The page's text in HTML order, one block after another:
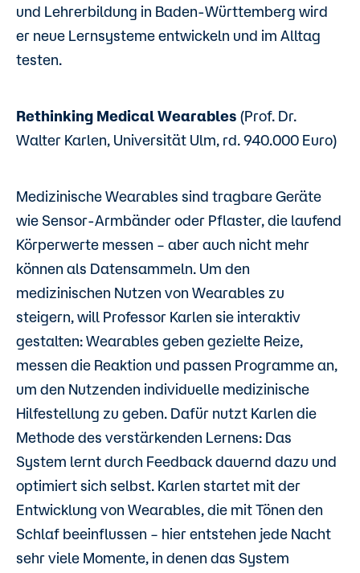
und Lehrerbildung in Baden-Württemberg wird
er neue Lernsysteme entwickeln und im Alltag
testen.
Rethinking Medical Wearables (Prof. Dr.
Walter Karlen, Universität Ulm, rd. 940.000 Euro)
Medizinische Wearables sind tragbare Geräte
wie Sensor-Armbänder oder Pflaster, die laufend
Körperwerte messen – aber auch nicht mehr
können als Datensammeln. Um den
medizinischen Nutzen von Wearables zu
steigern, will Professor Karlen sie interaktiv
gestalten: Wearables geben gezielte Reize,
messen die Reaktion und passen Programme an,
um den Nutzenden individuelle medizinische
Hilfestellung zu geben. Dafür nutzt Karlen die
Methode des verstärkenden Lernens: Das
System lernt durch Feedback dauernd dazu und
optimiert sich selbst. Karlen startet mit der
Entwicklung von Wearables, die mit Tönen den
Schlaf beeinflussen – hier entstehen jede Nacht
sehr viele Momente, in denen das System